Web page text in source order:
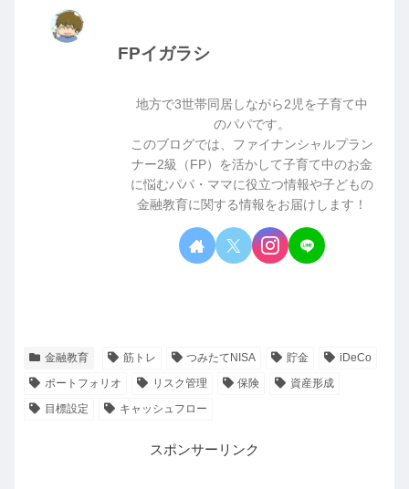
FPイガラシ
地方で3世帯同居しながら2児を子育て中
のパパです。
このブログでは、ファイナンシャルプラン
ナー2級（FP）を活かして子育て中のお金
に悩むパパ・ママに役立つ情報や子どもの
金融教育に関する情報をお届けします！
金融教育 筋トレ つみたてNISA 貯金
iDeCo
ポートフォリオ
リスク管理 保険
資産形成
目標設定
キャッシュフロー
スポンサーリンク